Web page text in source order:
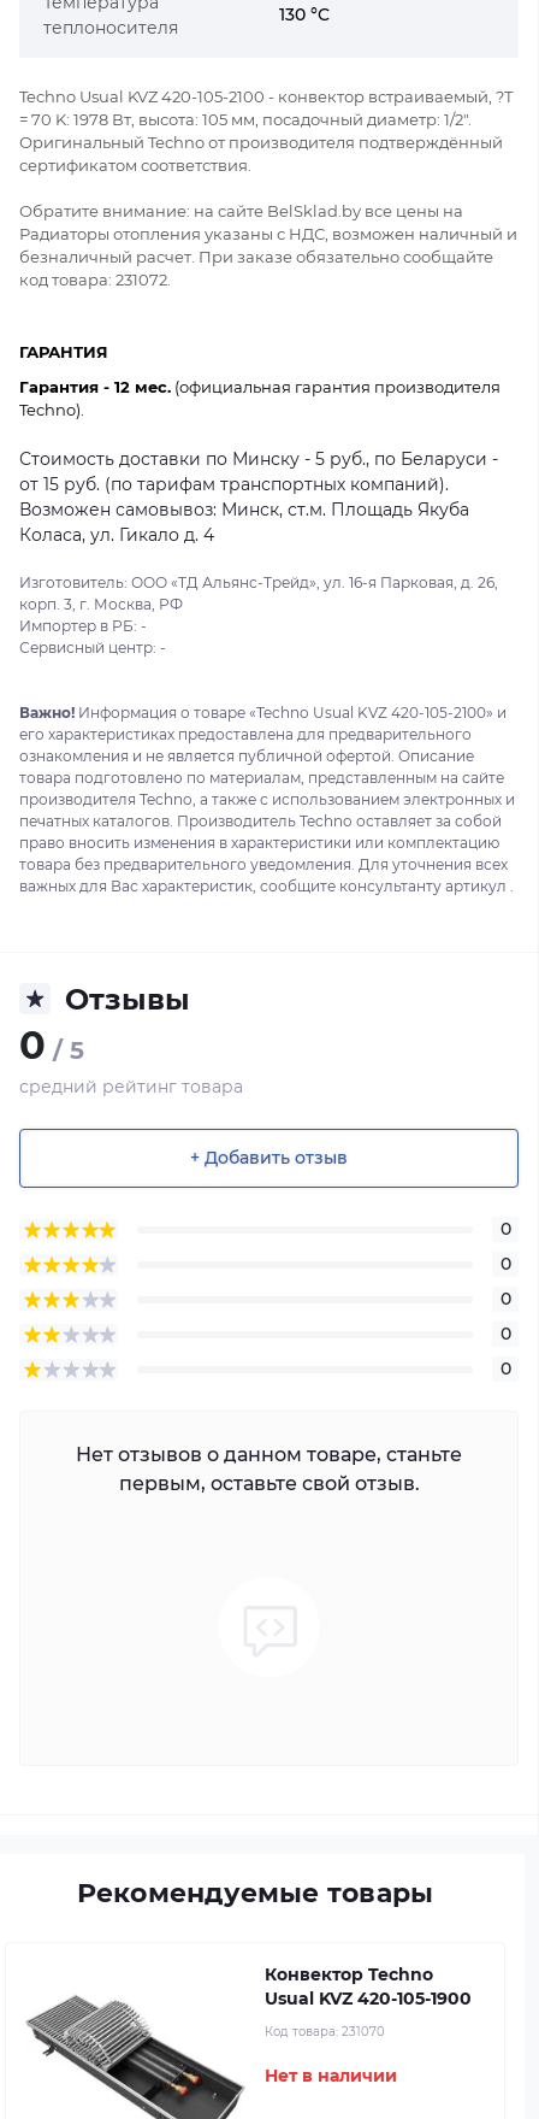
теплоносителя
130 °C
Techno Usual KVZ 420-105-2100 - конвектор встраиваемый, ?Т
= 70 K: 1978 Вт, высота: 105 мм, посадочный диаметр: 1/2".
Оригинальный Techno от производителя подтверждённый
сертификатом соответствия.
Обратите внимание: на сайте BelSklad.by все цены на
Радиаторы отопления указаны с НДС, возможен наличный и
безналичный расчет. При заказе обязательно сообщайте
код товара: 231072.
ГАРАНТИЯ
Гарантия - 12 мес. (официальная гарантия производителя
Techno).
Стоимость доставки по Минску - 5 руб., по Беларуси -
от 15 руб. (по тарифам транспортных компаний).
Возможен самовывоз: Минск, ст.м. Площадь Якуба
Коласа, ул. Гикало д. 4
Изготовитель: ООО «ТД Альянс-Трейд», ул. 16-я Парковая, д. 26,
корп. 3, г. Москва, РФ
Импортер в РБ: -
Сервисный центр: -
Важно! Информация о товаре «Techno Usual KVZ 420-105-2100» и
его характеристиках предоставлена для предварительного
ознакомления и не является публичной офертой. Описание
товара подготовлено по материалам, представленным на сайте
производителя Techno, а также с использованием электронных и
печатных каталогов. Производитель Techno оставляет за собой
право вносить изменения в характеристики или комплектацию
товара без предварительного уведомления. Для уточнения всех
важных для Вас характеристик, сообщите консультанту артикул .
Отзывы
0 / 5
средний рейтинг товара
+ Добавить отзыв
0
0
0
0
0
Нет отзывов о данном товаре, станьте
первым, оставьте свой отзыв.
Рекомендуемые товары
Конвектор Techno
Usual KVZ 420-105-1900
Код товара: 231070
Нет в наличии